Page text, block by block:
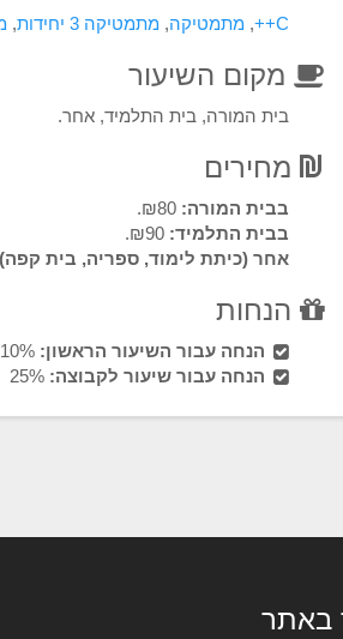
C++
, מתמטיקה, מתמטיקה 3 יחידות ,
מקום השיעור
בית המורה, בית התלמיד, אחר.
מחירים
בבית המורה:
בבית התלמיד:
אחר (כיתת לימוד, ספריה, בית
הנחות
הנחה עבור השיעור הראשון:
הנחה עבור שיעור לקבוצה:
באתר